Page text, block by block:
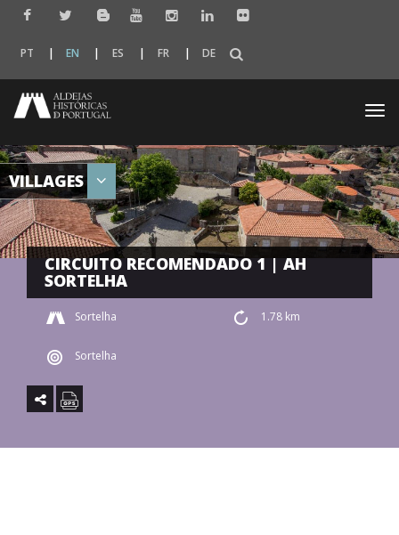
PT EN ES FR DE
VILLAGES
CIRCUITO RECOMENDADO 1 | AH
SORTELHA
Sortelha 1.78 km
Sortelha